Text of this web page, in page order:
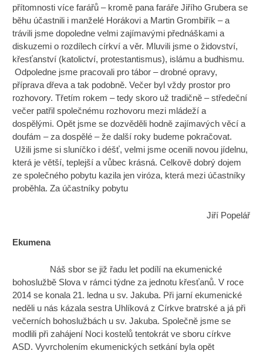
přítomnosti více farářů – kromě pana faráře Jiřího Grubera se
běhu účastnili i manželé Horákovi a Martin Grombiřík – a
trávili jsme dopoledne velmi zajímavými přednáškami a
diskuzemi o rozdílech církví a věr. Mluvili jsme o židovství,
křesťanství (katolictví, protestantismus), islámu a budhismu.
Odpoledne jsme pracovali pro tábor – drobné opravy,
příprava dřeva a tak podobně. Večer byl vždy prostor pro
rozhovory. Třetím rokem – tedy skoro už tradičně – středeční
večer patřil společnému rozhovoru mezi mládeží a
dospělými. Opět jsme se dozvěděli hodně zajímavých věcí a
doufám – za dospělé – že další roky budeme pokračovat.
Užili jsme si sluníčko i déšť, velmi jsme ocenili novou jídelnu,
která je větší, teplejší a vůbec krásná. Celkově dobrý dojem
ze společného pobytu kazila jen viróza, která mezi účastníky
proběhla. Za účastníky pobytu
Jiří Popelář
Ekumena
Náš sbor se již řadu let podílí na ekumenické
bohoslužbě Slova v rámci týdne za jednotu křesťanů. V roce
2014 se konala 21. ledna u sv. Jakuba. Při jarní ekumenické
neděli u nás kázala sestra Uhlíková z Církve bratrské a já při
večerních bohoslužbách u sv. Jakuba. Společně jsme se
modlili při zahájení Noci kostelů tentokrát ve sboru církve
ASD. Vyvrcholením ekumenických setkání byla opět